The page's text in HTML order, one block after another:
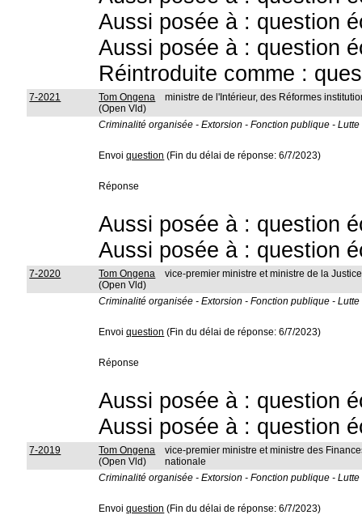
Aussi posée à : question
Aussi posée à : question
Réintroduite comme :
7-2021
Tom Ongena
(Open Vld)
ministre de l'Intérieur, des Réformes
Criminalité organisée - Extorsion - Fonction publique -
Envoiquestion (Fin du délai de réponse: 6/7/2023)
Réponse
Aussi posée à : question
Aussi posée à : question
7-2020
Tom Ongena
(Open Vld)
vice-premier ministre et ministre de la
Criminalité organisée - Extorsion - Fonction publique -
Envoiquestion (Fin du délai de réponse: 6/7/2023)
Réponse
Aussi posée à : question
Aussi posée à : question
7-2019
Tom Ongena
(Open Vld)
vice-premier ministre et ministre des
nationale
Criminalité organisée - Extorsion - Fonction publique -
Envoiquestion (Fin du délai de réponse: 6/7/2023)